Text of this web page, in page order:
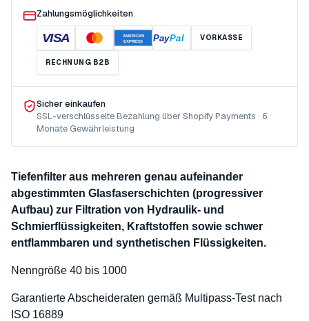
Zahlungsmöglichkeiten
VISA
AMERICAN
EXPRESS
PayPal VORKASSE
RECHNUNG B2B
Sicher einkaufen
SSL-verschlüsselte Bezahlung über Shopify Payments · 6
Monate Gewährleistung
Tiefenfilter aus mehreren genau aufeinander
abgestimmten Glasfaserschichten (progressiver
Aufbau) zur Filtration von Hydraulik- und
Schmierflüssigkeiten, Kraftstoffen sowie schwer
entflammbaren und synthetischen Flüssigkeiten.
Nenngröße 40 bis 1000
Garantierte Abscheideraten gemäß Multipass-Test nach
ISO 16889